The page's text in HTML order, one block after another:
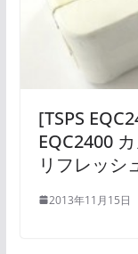
[TSPS
EQC2400
リフレッシ
2013年11月15日